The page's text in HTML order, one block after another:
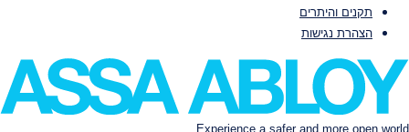
תקנים והיתרים
הצהרת נגישות
Experience a safer and more open world